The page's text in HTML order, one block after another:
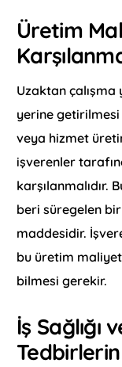
Üretim
Uzaktan
yerine
veya hizmet
işverenler
karşılanmalıdır.
beri süregelen
maddesidir.
bu üretim
bilmesi gerekir.
İş Sağlığı
Tedbirlerin